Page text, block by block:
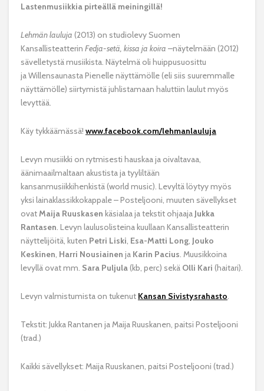
Lastenmusiikkia pirteällä meiningillä!
Lehmän lauluja (2013) on studiolevy Suomen
Kansallisteatterin Fedja-setä, kissa ja koira –näytelmään (2012)
sävelletystä musiikista. Näytelmä oli huippusuosittu
ja Willensaunasta Pienelle näyttämölle (eli siis suuremmalle
näyttämölle) siirtymistä juhlistamaan haluttiin laulut myös
levyttää.
Käy tykkäämässä! www.facebook.com/lehmanlauluja
Levyn musiikki on rytmisesti hauskaa ja oivaltavaa,
äänimaailmaltaan akustista ja tyyliltään
kansanmusiikkihenkistä (world music). Levyltä löytyy myös
yksi lainaklassikkokappale – Posteljooni, muuten sävellykset
ovat Maija Ruuskasen käsialaa ja tekstit ohjaaja Jukka
Rantasen . Levyn laulusolisteina kuullaan Kansallisteatterin
näyttelijöitä, kuten Petri Liski Esa-Matti Long Jouko
Keskinen Harri Nousiainen ja Karin Pacius . Muusikkoina
levyllä ovat mm. Sara Puljula(kb, perc) sekä Olli Kari (haitari).
Levyn valmistumista on tukenut Kansan Sivistysrahasto
Tekstit: Jukka Rantanen ja Maija Ruuskanen, paitsi Posteljooni
(trad.)
Kaikki sävellykset: Maija Ruuskanen, paitsi Posteljooni (trad.)